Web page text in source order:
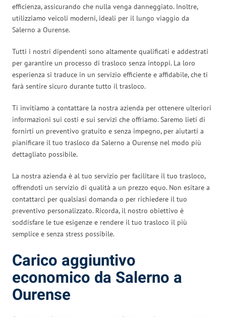
efficienza, assicurando che nulla venga danneggiato. Inoltre,
utilizziamo veicoli moderni, ideali per il lungo viaggio da
Salerno a Ourense.
Tutti i nostri dipendenti sono altamente qualificati e addestrati
per garantire un processo di trasloco senza intoppi. La loro
esperienza si traduce in un servizio efficiente e affidabile, che ti
farà sentire sicuro durante tutto il trasloco.
Ti invitiamo a contattare la nostra azienda per ottenere ulteriori
informazioni sui costi e sui servizi che offriamo. Saremo lieti di
fornirti un preventivo gratuito e senza impegno, per aiutarti a
pianificare il tuo trasloco da Salerno a Ourense nel modo più
dettagliato possibile.
La nostra azienda è al tuo servizio per facilitare il tuo trasloco,
offrendoti un servizio di qualità a un prezzo equo. Non esitare a
contattarci per qualsiasi domanda o per richiedere il tuo
preventivo personalizzato. Ricorda, il nostro obiettivo è
soddisfare le tue esigenze e rendere il tuo trasloco il più
semplice e senza stress possibile.
Carico aggiuntivo
economico da Salerno a
Ourense